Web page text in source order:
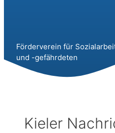
Förderverein für
und -gefährdeten
Kieler